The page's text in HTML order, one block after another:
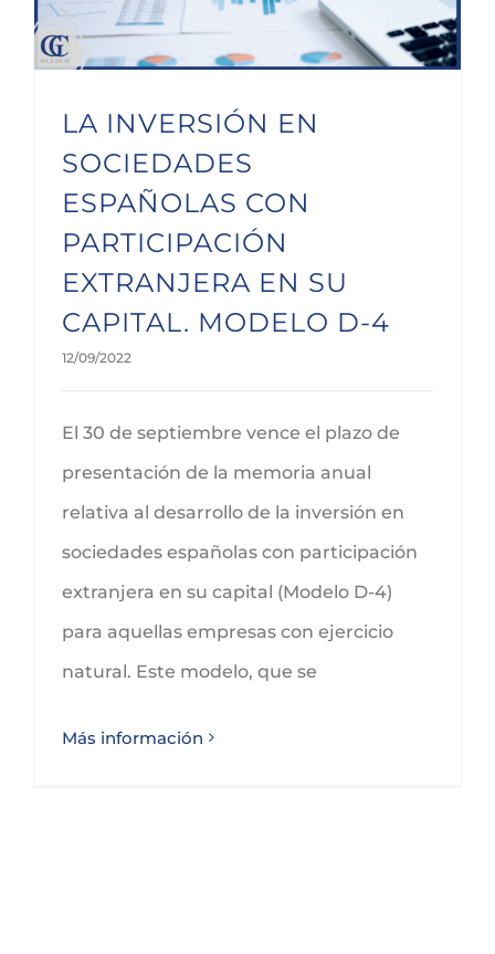
LA INVERSIÓN EN
SOCIEDADES
ESPAÑOLAS CON
PARTICIPACIÓN
EXTRANJERA EN SU
CAPITAL. MODELO D-4
12/09/2022
El 30 de septiembre vence el plazo de
presentación de la memoria anual
relativa al desarrollo de la inversión en
sociedades españolas con participación
extranjera en su capital (Modelo D-4)
para aquellas empresas con ejercicio
natural. Este modelo, que se
Más información